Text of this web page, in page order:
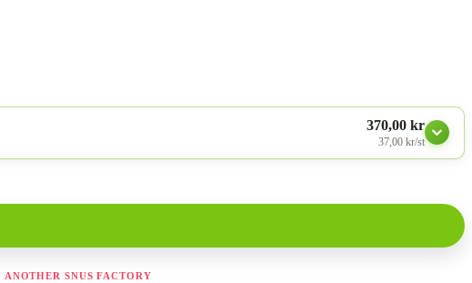
370,00 kr
37,00 kr/st
ANOTHER SNUS FACTORY